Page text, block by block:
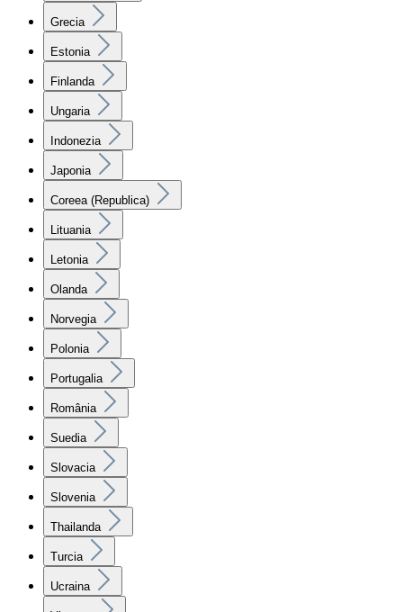
Grecia
Estonia
Finlanda
Ungaria
Indonezia
Japonia
Coreea (Republica)
Lituania
Letonia
Olanda
Norvegia
Polonia
Portugalia
România
Suedia
Slovacia
Slovenia
Thailanda
Turcia
Ucraina